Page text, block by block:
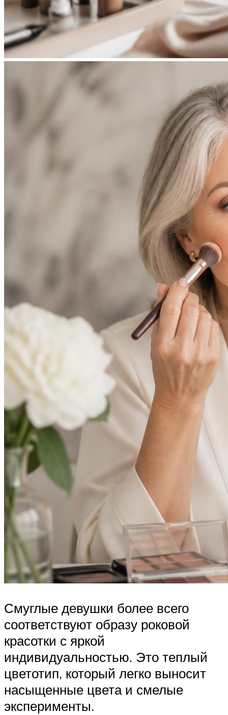
Смуглые девушки более всего
соответствуют образу роковой
красотки с яркой
индивидуальностью. Это теплый
цветотип, который легко выносит
насыщенные цвета и смелые
эксперименты.